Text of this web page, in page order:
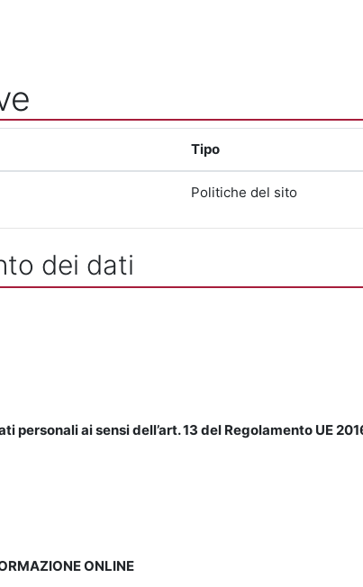
Tipo
Politiche del sito
dei dati
personali ai sensi dell’art. 13 del Regolamento UE
ONLINE